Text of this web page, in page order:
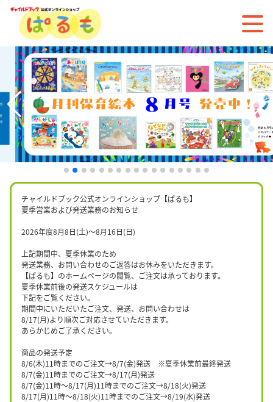
チャイルドブック公式オンラインショップ【ぱるも】
夏季営業および発送業務のお知らせ
2026年度8月8日(土)〜8月16日(日)
上記期間中、夏季休業のため
発送業務、お問い合わせのご返答はお休みをいただきます。
【ぱるも】のホームページの閲覧、ご注文は承っております。
夏季休業前後の発送スケジュールは
下記をご覧ください。
期間中にいただいたご注文、発送、お問い合わせは
8/17(月)より順次ご対応させていただきます。
あらかじめご了承ください。
商品の発送予定
8/6(木)11時までのご注文→8/7(金)発送 ※夏季休業前最終発送
8/7(金)11時までのご注文→8/17(月)発送
8/7(金)11時〜8/17(月)11時までのご注文→8/18(火)発送
8/17(月)11時〜8/18(火)11時までのご注文→8/19(水)発送